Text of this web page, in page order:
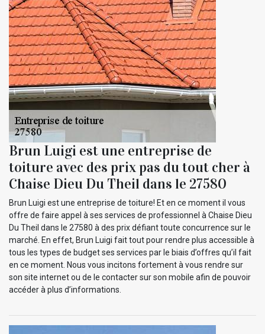
Brun Luigi est une entreprise de
toiture avec des prix pas du tout cher à
Chaise Dieu Du Theil dans le 27580
Brun Luigi est une entreprise de toiture! Et en ce moment il vous
offre de faire appel à ses services de professionnel à Chaise Dieu
Du Theil dans le 27580 à des prix défiant toute concurrence sur le
marché. En effet, Brun Luigi fait tout pour rendre plus accessible à
tous les types de budget ses services par le biais d’offres qu’il fait
en ce moment. Nous vous incitons fortement à vous rendre sur
son site internet ou de le contacter sur son mobile afin de pouvoir
accéder à plus d’informations.